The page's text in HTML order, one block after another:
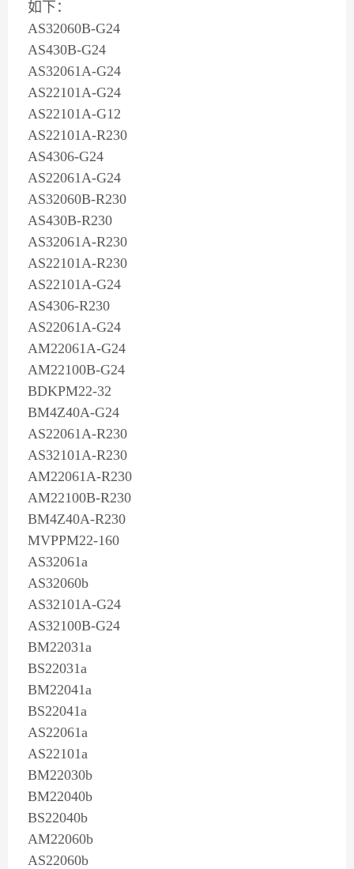
如下：
AS32060B-G24
AS430B-G24
AS32061A-G24
AS22101A-G24
AS22101A-G12
AS22101A-R230
AS4306-G24
AS22061A-G24
AS32060B-R230
AS430B-R230
AS32061A-R230
AS22101A-R230
AS22101A-G24
AS4306-R230
AS22061A-G24
AM22061A-G24
AM22100B-G24
BDKPM22-32
BM4Z40A-G24
AS22061A-R230
AS32101A-R230
AM22061A-R230
AM22100B-R230
BM4Z40A-R230
MVPPM22-160
AS32061a
AS32060b
AS32101A-G24
AS32100B-G24
BM22031a
BS22031a
BM22041a
BS22041a
AS22061a
AS22101a
BM22030b
BM22040b
BS22040b
AM22060b
AS22060b